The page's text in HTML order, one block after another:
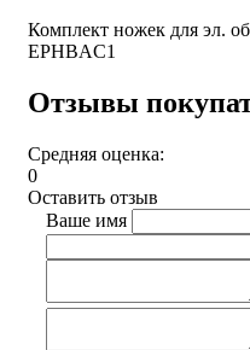
Комплект ножек для эл.
EPHBAC1
Отзывы
Средняя оценка:
0
Оставить отзыв
Ваше имя